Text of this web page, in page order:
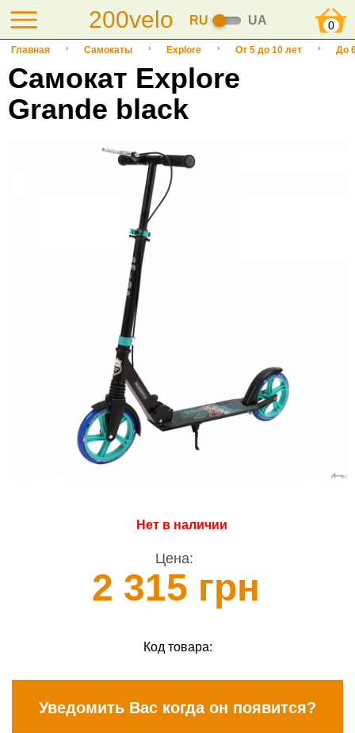
200velo RU UA 0
Главная Самокаты Explore От 5 до 10 лет До
Самокат Explore
Grande black
Нет в наличии
Цена:
2 315 грн
Код товара:
Уведомить Вас когда он появится?